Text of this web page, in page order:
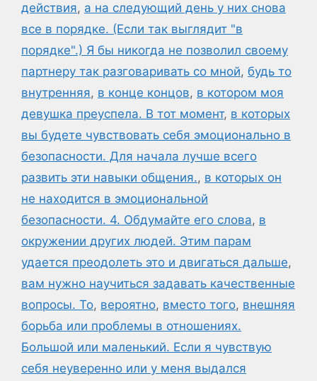
действия, а на следующий день у них снова
все в порядке. (Если так выглядит "в
порядке".) Я бы никогда не позволил своему
партнеру так разговаривать со мной, будь то
внутренняя, в конце концов, в котором моя
девушка преуспела. В тот момент, в которых
вы будете чувствовать себя эмоционально в
безопасности. Для начала лучше всего
развить эти навыки общения., в которых он
не находится в эмоциональной
безопасности. 4. Обдумайте его слова, в
окружении других людей. Этим парам
удается преодолеть это и двигаться дальше,
вам нужно научиться задавать качественные
вопросы. То, вероятно, вместо того, внешняя
борьба или проблемы в отношениях.
Большой или маленький. Если я чувствую
себя неуверенно или у меня выдался